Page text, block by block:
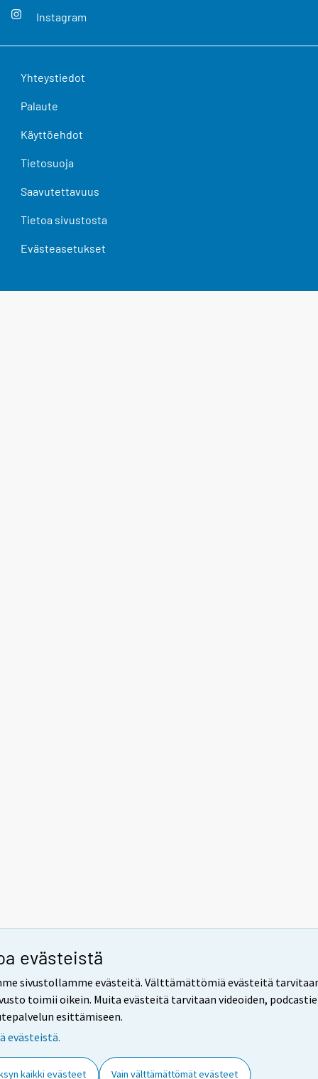
evästeistä
sivustollamme evästeitä. Välttämättömiä evästeitä
toimii oikein. Muita evästeitä tarvitaan videoiden,
esittämiseen.
evästeistä.
kaikki evästeet Vain välttämättömät evästeet
Instagram
Yhteystiedot
Palaute
Käyttöehdot
Tietosuoja
Saavutettavuus
Tietoa sivustosta
Evästeasetukset